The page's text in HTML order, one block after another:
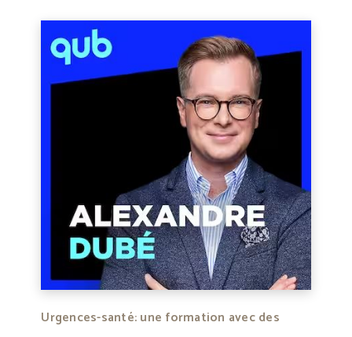
Urgences-santé: une formation avec des